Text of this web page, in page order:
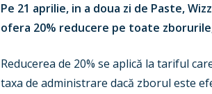
Pe 21 aprilie, in a doua zi de Paste,
ofera 20% reducere pe toate
Reducerea de 20% se aplică la tariful
taxa de administrare dacă zborul este